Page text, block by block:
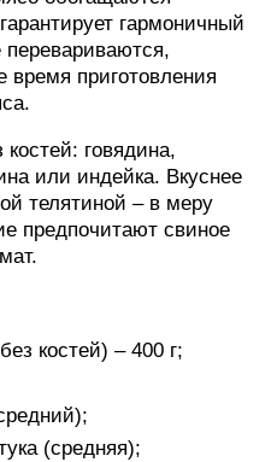
гармоничный
перевариваются,
время приготовления
говядина,
или индейка. Вкуснее
телятиной – в меру
предпочитают свиное
костей) – 400 г;
(средняя);